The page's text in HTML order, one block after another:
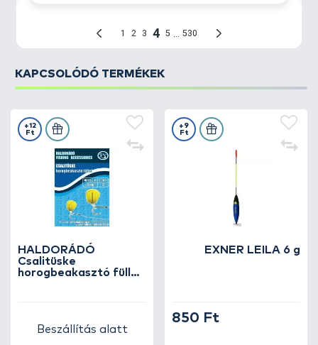
KAPCSOLÓDÓ TERMÉKEK
HALDORÁDÓ
Csalitüske
horogbeakasztó füllel
+12
Ft
Beszállítás alatt
EXNER LEILA 6 g
+9
Ft
850 Ft